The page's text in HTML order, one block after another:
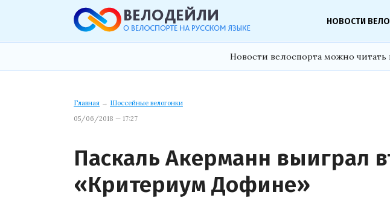
НОВОСТИ
Новости велоспорта можно читать
Главная → Шоссейные велогонки
05/06/2018 — 17:27
Паскаль Акерманн выиграл
«Критериум Дофине»